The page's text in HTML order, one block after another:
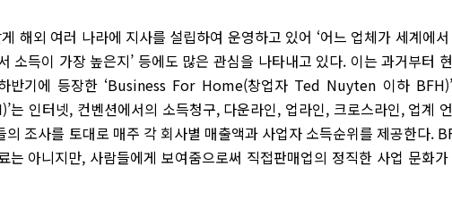
해외 여러 나라에 지사를 설립하여 운영하고 있어 ‘어느 업체가 세계에
소득이 가장 높은지’ 등에도 많은 관심을 나타내고 있다. 이는 과거부터
반기에 등장한 ‘Business For Home(창업자 Ted Nuyten 이하
인터넷, 컨벤션에서의 소득청구, 다운라인, 업라인, 크로스라인, 업계
조사를 토대로 매주 각 회사별 매출액과 사업자 소득순위를 제공한다.
아니지만, 사람들에게 보여줌으로써 직접판매업의 정직한 사업 문화가